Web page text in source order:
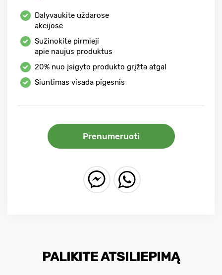
Dalyvaukite uždarose
akcijose
Sužinokite pirmieji
apie naujus produktus
20% nuo įsigyto produkto grįžta atgal
Siuntimas visada pigesnis
Prenumeruoti
PALIKITE ATSILIEPIMĄ